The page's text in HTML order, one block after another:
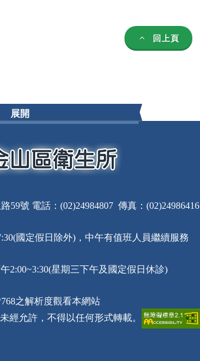
回上頁
展開
59號 電話：(02)24984807 傳真：(02)24986416
國定假日除外)，中午有值班人員繼續服務
2:00~3:30(星期三下午及國定假日休診)
之解析度觀看本網站
經允許，不得以任何形式轉載。